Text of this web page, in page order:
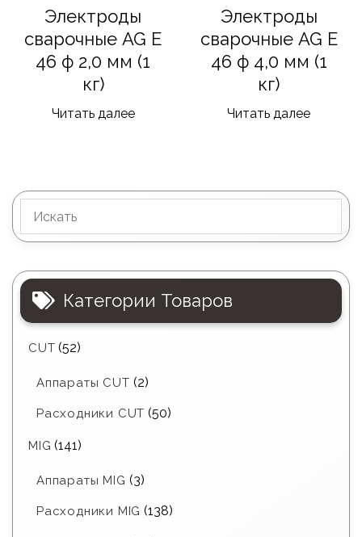
Электроды
сварочные AG E
46 ф 2,0 мм (1
кг)
Читать далее
Электроды
сварочные AG E
46 ф 4,0 мм (1
кг)
Читать далее
Категории Товаров
CUT (52)
Аппараты CUT (2)
Расходники CUT (50)
MIG (141)
Аппараты MIG (3)
Расходники MIG (138)